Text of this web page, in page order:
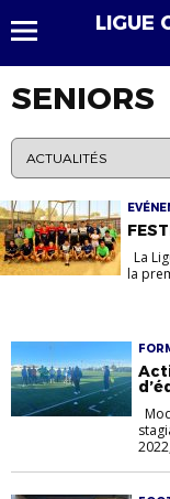
LIGUE
SENIORS
La
la